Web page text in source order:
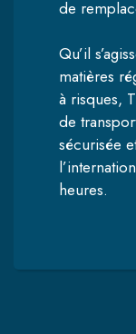
de
Qu’il
matières
à risques,
de
sécurisée
heures.